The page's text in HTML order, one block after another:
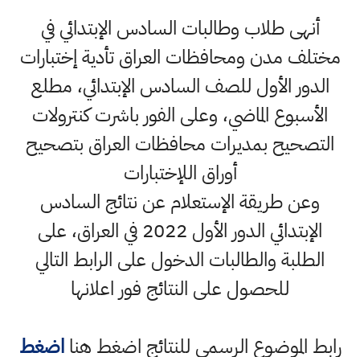
أنهى طلاب وطالبات السادس الإبتدائي في
مختلف مدن ومحافظات العراق تأدية إختبارات
الدور الأول للصف السادس الإبتدائي، مطلع
الأسبوع الماضي، وعلى الفور باشرت كنترولات
التصحيح بمديرات محافظات العراق بتصحيح
أوراق اللإختبارات
وعن طريقة الإستعلام عن نتائج السادس
الإبتدائي الدور الأول 2022 في العراق، على
الطلبة والطالبات الدخول على الرابط التالي
للحصول على النتائج فور اعلانها
رابط الموضوع الرسمي للنتائج اضغط هنااضغط